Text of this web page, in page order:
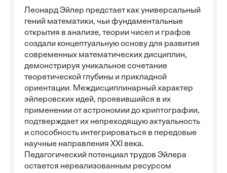
Леонард Эйлер предстает как универсальный
гений математики, чьи фундаментальные
открытия в анализе, теории чисел и графов
создали концептуальную основу для развития
современных математических дисциплин,
демонстрируя уникальное сочетание
теоретической глубины и прикладной
ориентации. Междисциплинарный характер
эйлеровских идей, проявившийся в их
применении от астрономии до криптографии,
подтверждает их непреходящую актуальность
и способность интегрироваться в передовые
научные направления XXI века.
Педагогический потенциал трудов Эйлера
остается нереализованным ресурсом